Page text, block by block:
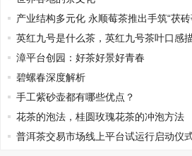
产业结构多元化 永顺莓茶推出手筑“茯砖
英红九号是什么茶，英红九号茶叶口感
漳平台创园：好茶好景好青春
碧螺春深度解析
手工紫砂壶都有哪些优点？
花茶的泡法，桂圆玫瑰花茶的冲泡方法
普洱茶交易市场线上平台试运行启动仪